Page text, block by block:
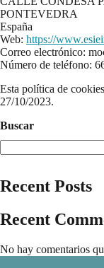
PONTEVEDRA
España
Web: https://
Correo electrónico:
Número de teléfono:
Esta política de
27/10/2023.
Buscar
Recent Posts
Recent
No hay comentarios